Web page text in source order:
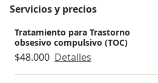
Servicios y precios
Tratamiento para Trastorno
obsesivo compulsivo (TOC)
$48.000 Detalles